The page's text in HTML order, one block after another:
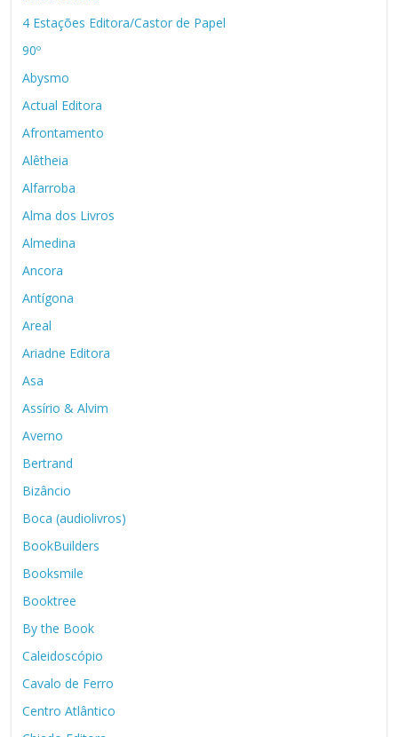
4 Estações Editora/Castor de Papel
90º
Abysmo
Actual Editora
Afrontamento
Alêtheia
Alfarroba
Alma dos Livros
Almedina
Ancora
Antígona
Areal
Ariadne Editora
Asa
Assírio & Alvim
Averno
Bertrand
Bizâncio
Boca (audiolivros)
BookBuilders
Booksmile
Booktree
By the Book
Caleidoscópio
Cavalo de Ferro
Centro Atlântico